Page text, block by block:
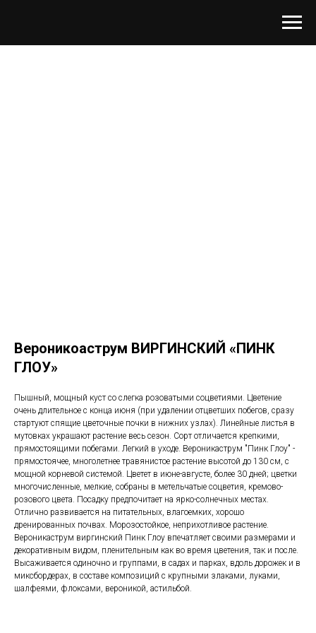
Вероникоаструм ВИРГИНСКИЙ «ПИНК
ГЛОУ»
Пышный, мощный куст со слегка розоватыми соцветиями. Цветение
очень длительное с конца июня (при удалении отцветших побегов, сразу
стартуют спящие цветочные почки в нижних узлах). Линейные листья в
мутовках украшают растение весь сезон. Сорт отличается крепкими,
прямостоящими побегами. Легкий в уходе. Вероникаструм "Пинк Глоу" -
прямостоячее, многолетнее травянистое растение высотой до 130 см, с
мощной корневой системой. Цветет в июне-августе, более 30 дней; цветки
многочисленные, мелкие, собраны в метельчатые соцветия, кремово-
розового цвета. Посадку предпочитает на ярко-солнечных местах.
Отлично развивается на питательных, влагоемких, хорошо
дренированных почвах. Морозостойкое, неприхотливое растение.
Вероникаструм виргинский Пинк Глоу впечатляет своими размерами и
декоративным видом, пленительным как во время цветения, так и после.
Высаживается одиночно и группами, в садах и парках, вдоль дорожек и в
миксбордерах, в составе композиций с крупными злаками, луками,
шалфеями, флоксами, вероникой, астильбой.